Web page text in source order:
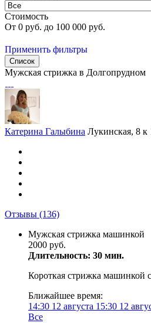
Стоимость
От 0 руб. до 100 000 руб.
Применить фильтры
Список
Мужская стрижка в Долгопрудном
Катерина Галыбина Лукинская, 8 к
Отзывы (136)
Мужская стрижка машинкой
2000 руб.
Длительность: 30 мин.
Короткая стрижка машинкой
Ближайшее время:
14:30 12 августа 15:30 12
Все